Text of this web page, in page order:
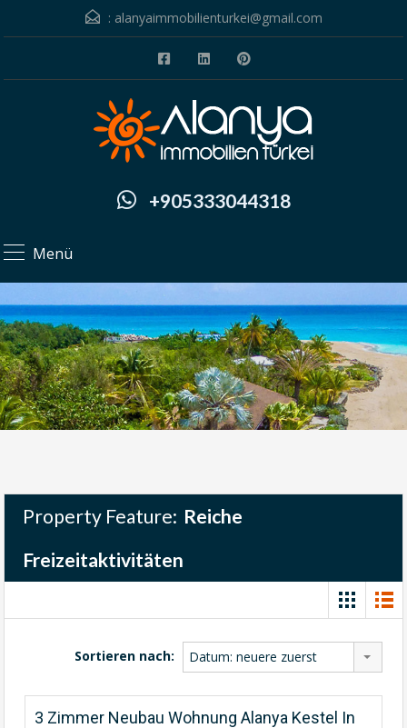
: alanyaimmobilienturkei@gmail.com
+905333044318
Menü
Property Feature: Reiche
Freizeitaktivitäten
Sortieren nach: Datum: neuere zuerst
3 Zimmer Neubau Wohnung Alanya Kestel In